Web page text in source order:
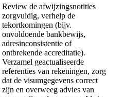
Review de afwijzingsnotities
zorgvuldig, verhelp de
tekortkomingen (bijv.
onvoldoende bankbewijs,
adresinconsistentie of
ontbrekende accreditatie).
Verzamel geactualiseerde
referenties van rekeningen, zorg
dat de visumgegevens correct
zijn en overweeg advies van